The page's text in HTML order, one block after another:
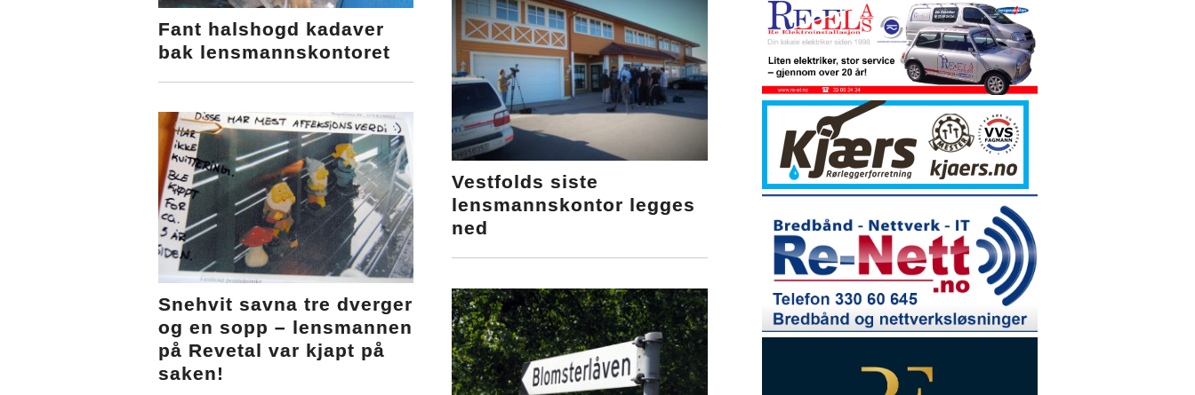
Fant halshogd kadaver
bak lensmannskontoret
Vestfolds siste
lensmannskontor legges
ned
Snehvit savna tre dverger
og en sopp – lensmannen
på Revetal var kjapt på
saken!